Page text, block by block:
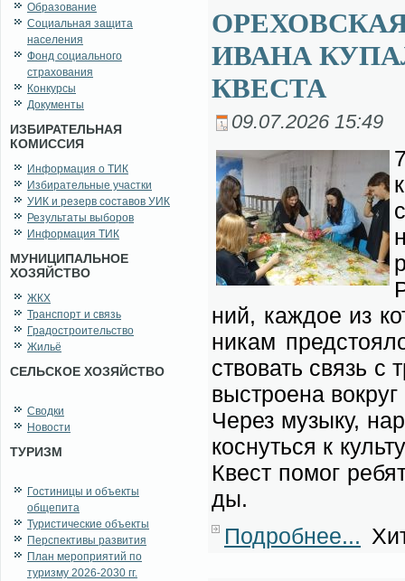
Образование
Социальная защита
населения
Фонд социального
страхования
Конкурсы
Документы
ИЗБИРАТЕЛЬНАЯ
КОМИССИЯ
Информация о ТИК
Избирательные участки
УИК и резерв составов УИК
Результаты выборов
Информация ТИК
МУНИЦИПАЛЬНОЕ
ХОЗЯЙСТВО
ЖКХ
Транспорт и связь
Градостроительство
Жильё
СЕЛЬСКОЕ ХОЗЯЙСТВО
Сводки
Новости
ТУРИЗМ
Гостиницы и объекты
общепита
Туристические объекты
Перспективы развития
План мероприятий по
туризму 2026-2030 гг.
ИВАНА
КВЕСТА
09.07.2026 15:49
ний, каж­дое из
ни­кам
ство­вать связь
вы­стро­е­на
Через му­зы­ку,
кос­нуть­ся к
Квест по­мог
ды.
Подробнее...